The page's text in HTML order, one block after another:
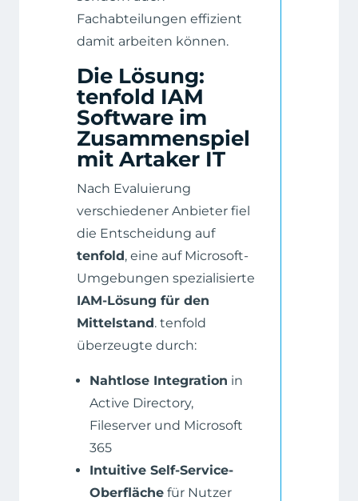
Fachabteilungen effizient
damit arbeiten können.
Die Lösung:
tenfold IAM
Software im
Zusammenspiel
mit Artaker IT
Nach Evaluierung
verschiedener Anbieter fiel
die Entscheidung auf
tenfold, eine auf Microsoft-
Umgebungen spezialisierte
IAM-Lösung für den
Mittelstand. tenfold
überzeugte durch:
Nahtlose Integration in
Active Directory,
Fileserver und Microsoft
365
Intuitive Self-Service-
Oberfläche für Nutzer